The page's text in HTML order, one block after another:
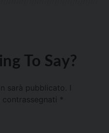
To Say?
sarà pubblicato.
*